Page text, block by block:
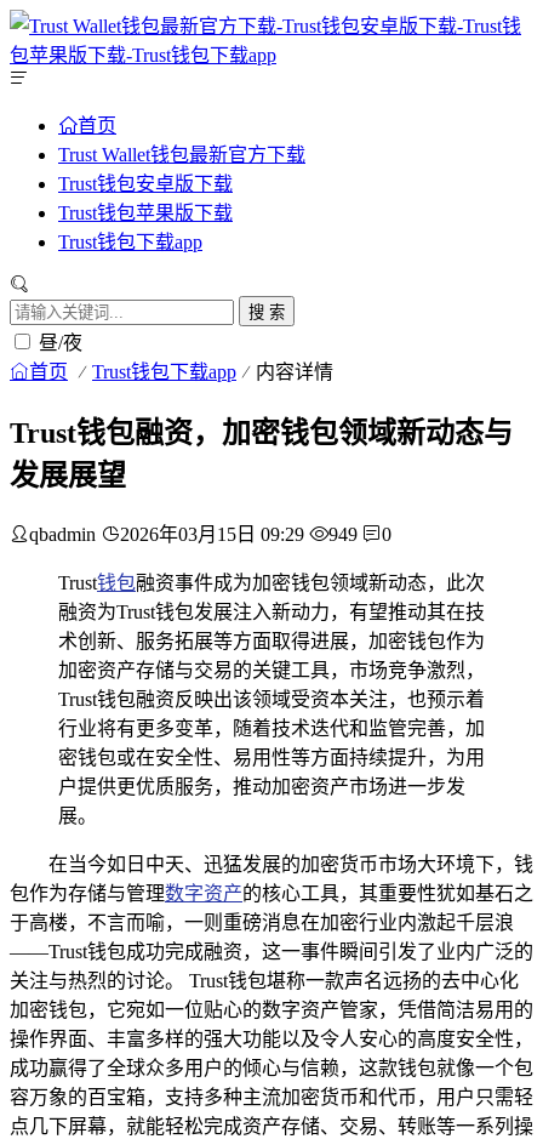
首页
Trust Wallet钱包最新官方下载
Trust钱包安卓版下载
Trust钱包苹果版下载
Trust钱包下载app
搜 索
昼/夜
首页 Trust钱包下载app 内容详情
Trust钱包融资，加密钱包领域新动态与
发展展望
qbadmin 2026年03月15日 09:29 949 0
Trust钱包融资事件成为加密钱包领域新动态，此次
融资为Trust钱包发展注入新动力，有望推动其在技
术创新、服务拓展等方面取得进展，加密钱包作为
加密资产存储与交易的关键工具，市场竞争激烈，
Trust钱包融资反映出该领域受资本关注，也预示着
行业将有更多变革，随着技术迭代和监管完善，加
密钱包或在安全性、易用性等方面持续提升，为用
户提供更优质服务，推动加密资产市场进一步发
展。
在当今如日中天、迅猛发展的加密货币市场大环境下，钱
包作为存储与管理数字资产的核心工具，其重要性犹如基石之
于高楼，不言而喻，一则重磅消息在加密行业内激起千层浪
——Trust钱包成功完成融资，这一事件瞬间引发了业内广泛的
关注与热烈的讨论。 Trust钱包堪称一款声名远扬的去中心化
加密钱包，它宛如一位贴心的数字资产管家，凭借简洁易用的
操作界面、丰富多样的强大功能以及令人安心的高度安全性，
成功赢得了全球众多用户的倾心与信赖，这款钱包就像一个包
容万象的百宝箱，支持多种主流加密货币和代币，用户只需轻
点几下屏幕，就能轻松完成资产存储、交易、转账等一系列操